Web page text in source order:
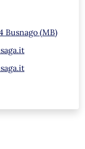
Busnago (MB)